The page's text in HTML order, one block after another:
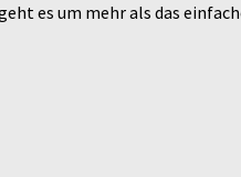
es um mehr als das